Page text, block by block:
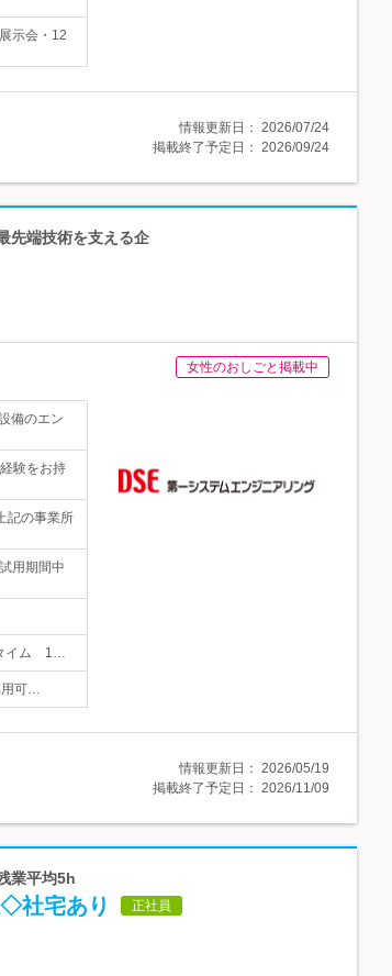
示会・12
情報更新日： 2026/07/24
掲載終了予定日： 2026/09/24
先端技術を支える企
女性のおしごと掲載中
備のエン
験をお持
記の事業所
用期間中
イム 1…
用可…
情報更新日： 2026/05/19
掲載終了予定日： 2026/11/09
業平均5h
社宅あり 正社員